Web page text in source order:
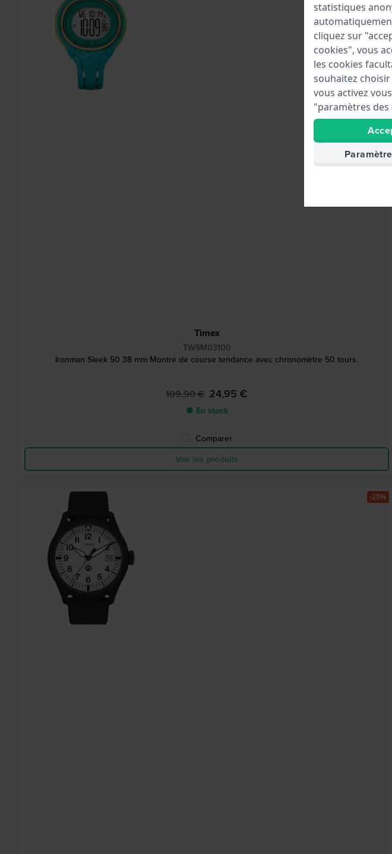
Timex
TW5M03100
Ironman Sleek 50 38 mm Montre de course tendance avec chronomètre 50 tours.
109,90 € 24,95 €
● En stock
Comparer
Voir les produits
-25%
statistiques
cliquez sur
cookies", vous
les cookies
souhaitez
vous activez
"paramètres des